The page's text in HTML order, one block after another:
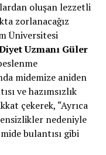
oluşan lezzetli
zorlanacağız
Üniversitesi
Uzmanı Güler
midemize aniden
ve hazımsızlık
çekerek, “Ayrıca
nedeniyle
bulantısı gibi